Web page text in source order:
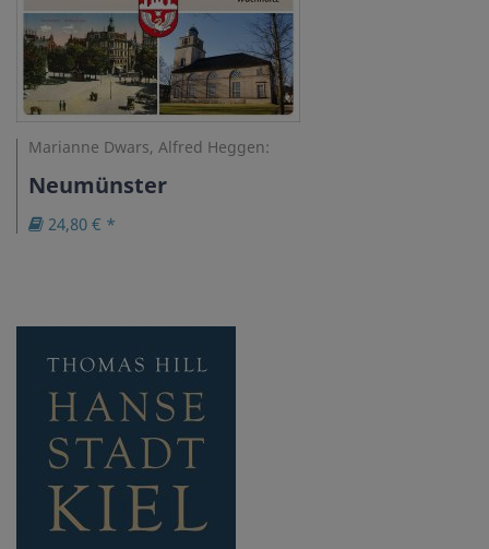
Marianne Dwars, Alfred Heggen:
Neumünster
24,80 € *